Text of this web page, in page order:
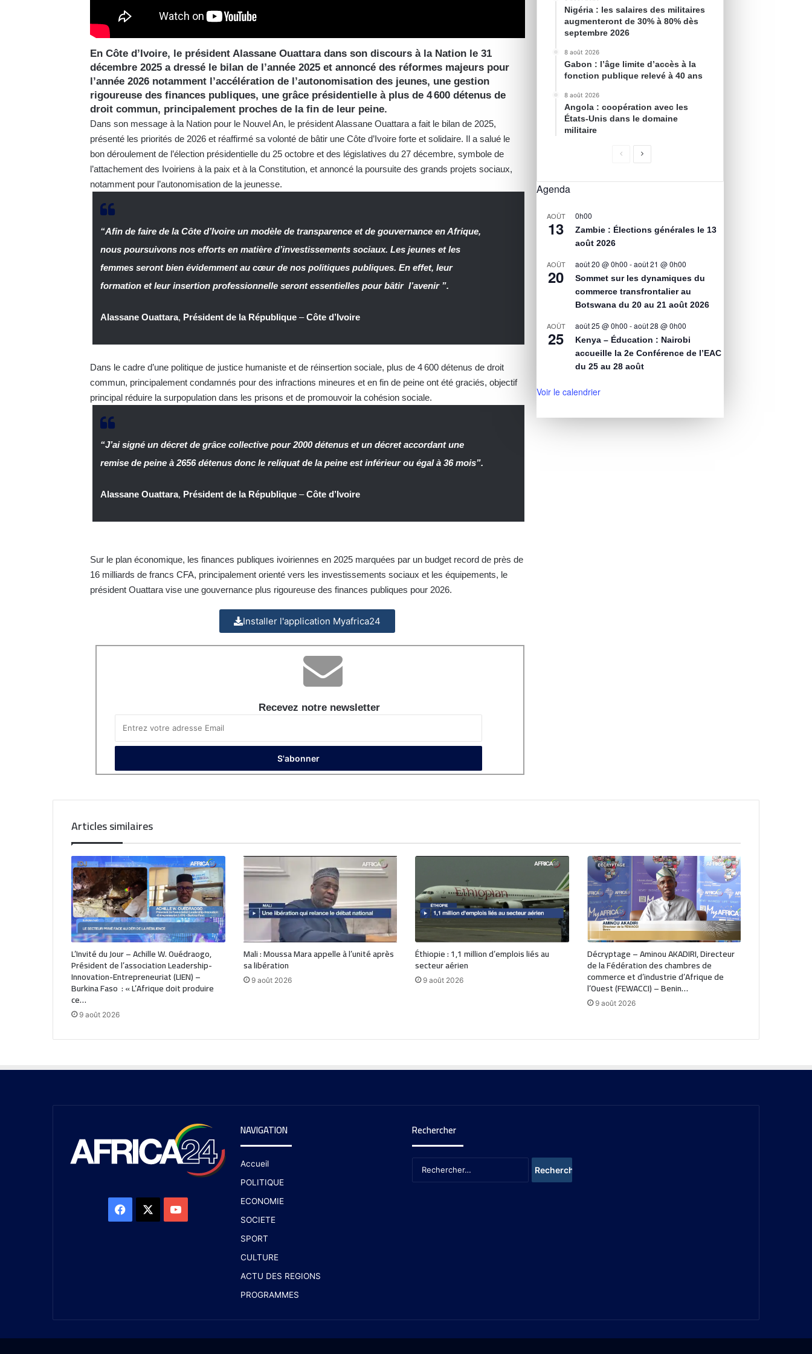
En Côte d’Ivoire, le président Alassane Ouattara dans son discours à la Nation le 31
décembre 2025 a dressé le bilan de l’année 2025 et annoncé des réformes majeurs pour
l’année 2026 notamment l’accélération de l’autonomisation des jeunes, une gestion
rigoureuse des finances publiques, une grâce présidentielle à plus de 4 600 détenus de
droit commun, principalement proches de la fin de leur peine.
Dans son message à la Nation pour le Nouvel An, le président Alassane Ouattara a fait le bilan de 2025,
présenté les priorités de 2026 et réaffirmé sa volonté de bâtir une Côte d’Ivoire forte et solidaire. Il a salué le
bon déroulement de l’élection présidentielle du 25 octobre et des législatives du 27 décembre, symbole de
l’attachement des Ivoiriens à la paix et à la Constitution, et annoncé la poursuite des grands projets sociaux,
notamment pour l’autonomisation de la jeunesse.
“Afin de faire de la Côte d’Ivoire un modèle de transparence et de gouvernance en Afrique,
nous poursuivons nos efforts en matière d’investissements sociaux. Les jeunes et les
femmes seront bien évidemment au cœur de nos politiques publiques. En effet, leur
formation et leur insertion professionnelle seront essentielles pour bâtir l’avenir ”.
Alassane Ouattara, Président de la République –Côte d’Ivoire
Dans le cadre d’une politique de justice humaniste et de réinsertion sociale, plus de 4 600 détenus de droit
commun, principalement condamnés pour des infractions mineures et en fin de peine ont été graciés, objectif
principal réduire la surpopulation dans les prisons et de promouvoir la cohésion sociale.
“J’ai signé un décret de grâce collective pour 2000 détenus et un décret accordant une
remise de peine à 2656 détenus donc le reliquat de la peine est inférieur ou égal à 36 mois”.
Alassane Ouattara, Président de la République –Côte d’Ivoire
Sur le plan économique, les finances publiques ivoiriennes en 2025 marquées par un budget record de près de
16 milliards de francs CFA, principalement orienté vers les investissements sociaux et les équipements, le
président Ouattara vise une gouvernance plus rigoureuse des finances publiques pour 2026.
Installer l'application Myafrica24
Recevez notre newsletter
Nigéria : les salaires des militaires
augmenteront de 30% à 80% dès
septembre 2026
8 août 2026
Gabon : l’âge limite d’accès à la
fonction publique relevé à 40 ans
8 août 2026
Angola : coopération avec les
États-Unis dans le domaine
militaire
Agenda
AOÛT
13
0h00
Zambie : Élections générales le 13
août 2026
AOÛT
20
août 20 @ 0h00 -août 21 @ 0h00
Sommet sur les dynamiques du
commerce transfrontalier au
Botswana du 20 au 21 août 2026
AOÛT
25
août 25 @ 0h00 -août 28 @ 0h00
Kenya – Éducation : Nairobi
accueille la 2e Conférence de l’EAC
du 25 au 28 août
Voir le calendrier
Articles similaires
L’Invité du Jour – Achille W. Ouédraogo,
Président de l’association Leadership-
Innovation-Entrepreneuriat (LIEN) –
Burkina Faso : « L’Afrique doit produire
ce…
9 août 2026
Mali : Moussa Mara appelle à l’unité après
sa libération
9 août 2026
Éthiopie : 1,1 million d’emplois liés au
secteur aérien
9 août 2026
Décryptage – Aminou AKADIRI, Directeur
de la Fédération des chambres de
commerce et d’industrie d’Afrique de
l’Ouest (FEWACCI) – Benin…
9 août 2026
NAVIGATION
Accueil
POLITIQUE
ECONOMIE
SOCIETE
SPORT
CULTURE
ACTU DES REGIONS
PROGRAMMES
Rechercher